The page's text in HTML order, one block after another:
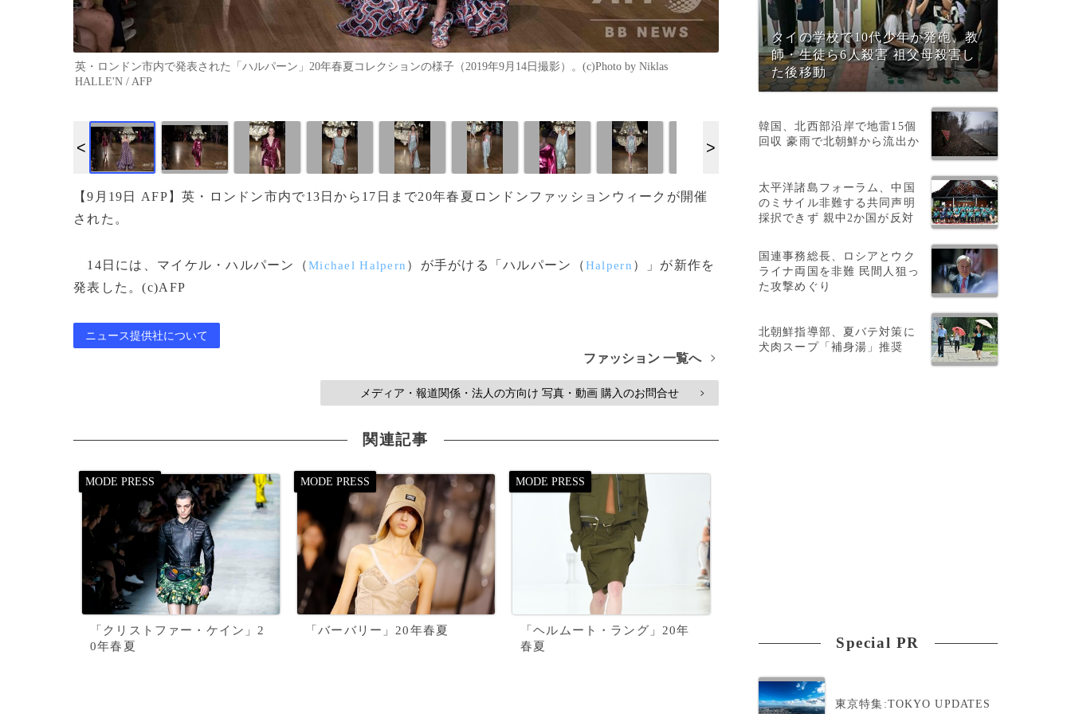
英・ロンドン市内で発表された「ハルパーン」20年春夏コレクションの様子（2019年9月14日撮影）。(c)Photo by Niklas
HALLE'N / AFP
【9月19日 AFP】英・ロンドン市内で13日から17日まで20年春夏ロンドンファッションウィークが開催
された。
14日には、マイケル・ハルパーン（Michael Halpern ）が手がける「ハルパーン（Halpern ）」が新作を
発表した。(c)AFP
ニュース提供社について
ファッション 一覧へ >
メディア・報道関係・法人の方向け 写真・動画 購入のお問合せ >
関連記事
「クリストファー・ケイン」2
0年春夏
「バーバリー」20年春夏
「ヘルムート・ラング」20年
春夏
タイの学校で10代少年が発砲、教
師・生徒ら6人殺害 祖父母殺害し
た後移動
韓国、北西部沿岸で地雷15個
回収 豪雨で北朝鮮から流出か
太平洋諸島フォーラム、中国
のミサイル非難する共同声明
採択できず 親中2か国が反対
国連事務総長、ロシアとウク
ライナ両国を非難 民間人狙っ
た攻撃めぐり
北朝鮮指導部、夏バテ対策に
犬肉スープ「補身湯」推奨
Special PR
東京特集:TOKYO UPDATES